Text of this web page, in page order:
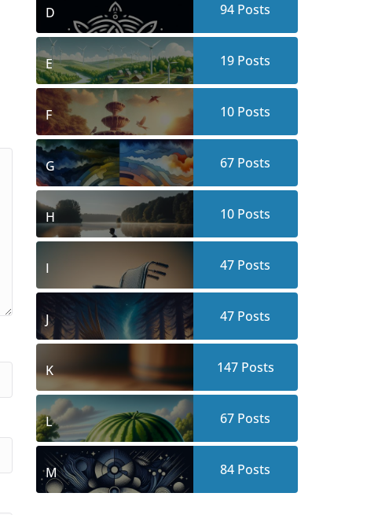
D 94 Posts
E 19 Posts
F 10 Posts
G 67 Posts
H 10 Posts
I 47 Posts
J 47 Posts
K 147Posts
L 67 Posts
M 84 Posts